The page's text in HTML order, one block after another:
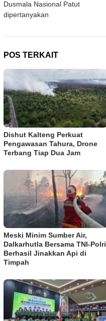
Dusmala Nasional Patut
dipertanyakan
POS TERKAIT
Dishut Kalteng Perkuat
Pengawasan Tahura, Drone
Terbang Tiap Dua Jam
Meski Minim Sumber Air,
Dalkarhutla Bersama TNI-Polri
Berhasil Jinakkan Api di
Timpah